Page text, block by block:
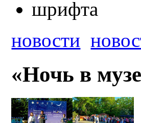
новости
«Ночь в